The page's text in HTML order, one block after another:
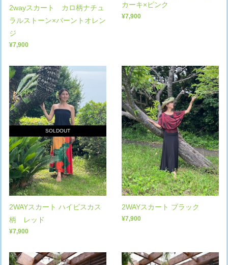
2wayスカート カロ柄ナチュ
ラルストーン×バーントオレン
ジ
¥7,900
カーキ×ピンク
¥7,900
SOLDOUT
2WAYスカート ハイビスカス
柄 レッド
¥7,900
2WAYスカート ブラック
¥7,900